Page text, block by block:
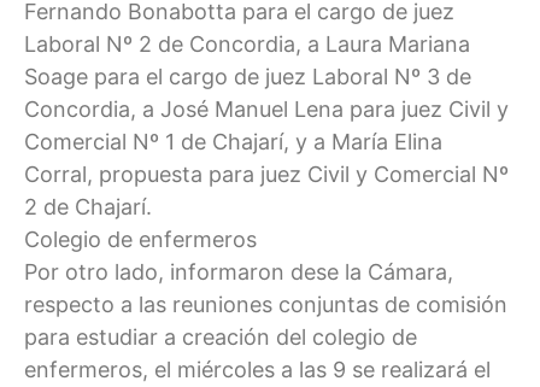
Fernando Bonabotta para el cargo de juez
Laboral Nº 2 de Concordia, a Laura Mariana
Soage para el cargo de juez Laboral Nº 3 de
Concordia, a José Manuel Lena para juez Civil y
Comercial Nº 1 de Chajarí, y a María Elina
Corral, propuesta para juez Civil y Comercial Nº
2 de Chajarí.
Colegio de enfermeros
Por otro lado, informaron dese la Cámara,
respecto a las reuniones conjuntas de comisión
para estudiar a creación del colegio de
enfermeros, el miércoles a las 9 se realizará el